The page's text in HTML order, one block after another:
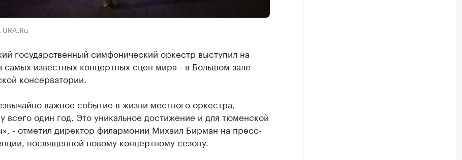
государственный симфонический оркестр выступил на
самых известных концертных сцен мира - в Большом зале
консерватории.
важное событие в жизни местного оркестра,
всего один год. Это уникальное достижение и для тюменской
- отметил директор филармонии Михаил Бирман на пресс-
посвященной новому концертному сезону.